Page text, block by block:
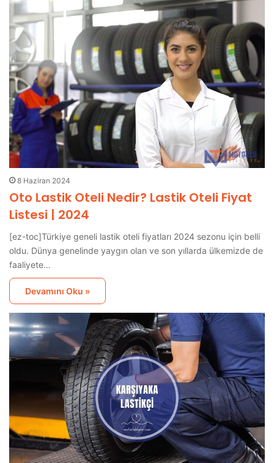
8 Haziran 2024
Oto Lastik Oteli Nedir? Lastik Oteli Fiyat
Listesi | 2024
[ez-toc]Türkiye geneli lastik oteli fiyatları 2024 sezonu için belli
oldu. Dünya genelinde yaygın olan ve son yıllarda ülkemizde de
faaliyete…
Devamını Oku »